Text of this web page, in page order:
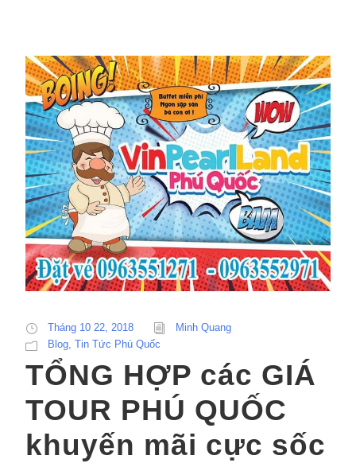
Tháng 10 22, 2018
Minh Quang
Blog, Tin Tức Phú Quốc
TỔNG HỢP các GIÁ
TOUR PHÚ QUỐC
khuyến mãi cực sốc